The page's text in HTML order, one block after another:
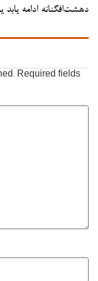
دهشت‌افگنانه ادامه یابد
Required fields